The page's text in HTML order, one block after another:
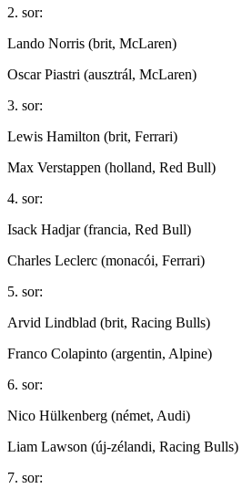
2. sor:
Lando Norris (brit, McLaren)
Oscar Piastri (ausztrál, McLaren)
3. sor:
Lewis Hamilton (brit, Ferrari)
Max Verstappen (holland, Red Bull)
4. sor:
Isack Hadjar (francia, Red Bull)
Charles Leclerc (monacói, Ferrari)
5. sor:
Arvid Lindblad (brit, Racing Bulls)
Franco Colapinto (argentin, Alpine)
6. sor:
Nico Hülkenberg (német, Audi)
Liam Lawson (új-zélandi, Racing Bulls)
7. sor: